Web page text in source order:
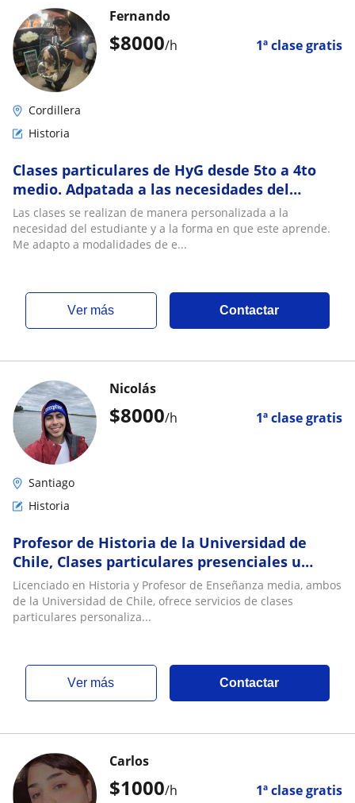
$8000/h 1ª clase gratis
Fernando
Cordillera
Historia
Clases particulares de HyG desde 5to a 4to
medio. Adpatada a las necesidades del
estudiante
Las clases se realizan de manera personalizada a la
necesidad del estudiante y a la forma en que este aprende.
Me adapto a modalidades de e...
ver más Contactar
$8000/h 1ª clase gratis
Nicolás
Santiago
Historia
Profesor de Historia de la Universidad de
Chile, Clases particulares presenciales u
online
Licenciado en Historia y Profesor de Enseñanza media, ambos
de la Universidad de Chile, ofrece servicios de clases
particulares personaliza...
ver más Contactar
$1000/h 1ª clase gratis
Carlos